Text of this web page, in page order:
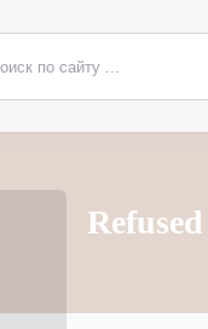
Refused